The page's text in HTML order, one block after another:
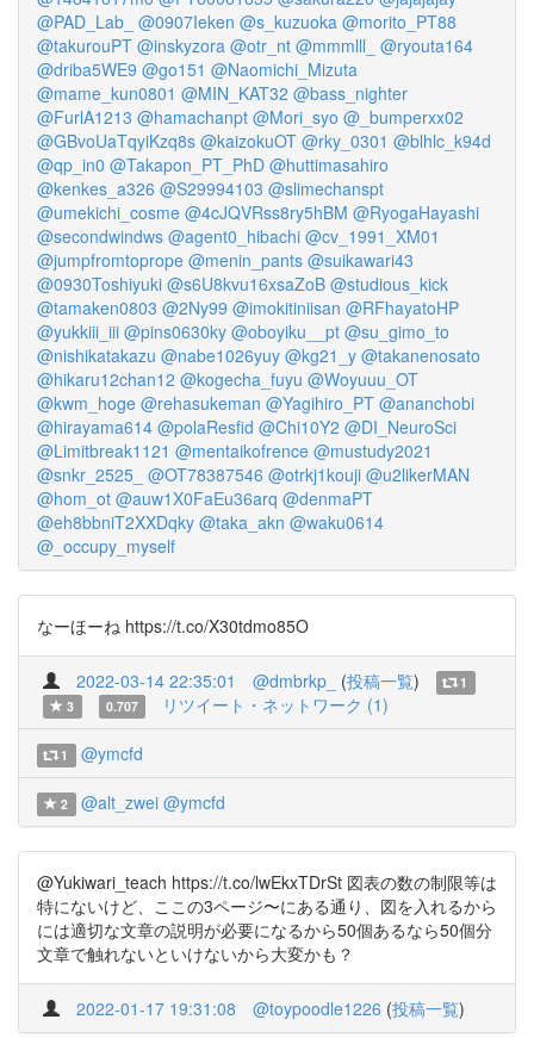
@PAD_Lab_ @0907Ieken @s_kuzuoka @morito_PT88
@takurouPT @inskyzora @otr_nt @mmmlll_
@ryouta164
@driba5WE9 @go151 @Naomichi_Mizuta
@mame_kun0801 @MIN_KAT32 @bass_nighter
@FurlA1213 @hamachanpt @Mori_syo @_bumperxx02
@GBvoUaTqyiKzq8s @kaizokuOT @rky_0301 @blhlc_k94d
@qp_in0 @Takapon_PT_PhD @huttimasahiro
@kenkes_a326 @S29994103 @slimechanspt
@umekichi_cosme @4cJQVRss8ry5hBM @RyogaHayashi
@secondwindws @agent0_hibachi @cv_1991_XM01
@jumpfromtoprope @menin_pants @suikawari43
@0930Toshiyuki @s6U8kvu16xsaZoB @studious_kick
@tamaken0803 @2Ny99 @imokitiniisan @RFhayatoHP
@yukkiii_iii @pins0630ky @oboyiku__pt @su_gimo_to
@nishikatakazu @nabe1026yuy @kg21_y @takanenosato
@hikaru12chan12 @kogecha_fuyu @Woyuuu_OT
@kwm_hoge @rehasukeman @Yagihiro_PT @ananchobi
@hirayama614 @polaResfid @Chi10Y2 @DI_NeuroSci
@Limitbreak1121 @mentaikofrence @mustudy2021
@snkr_2525_
@OT78387546 @otrkj1kouji @u2likerMAN
@hom_ot @auw1X0FaEu36arq @denmaPT
@eh8bbniT2XXDqky @taka_akn @waku0614
@_occupy_myself
なーほーね https://t.co/X30tdmo85O
2022-03-14 22:35:01 @dmbrkp_ (投稿一覧)
1
3
0.707 リツイート・ネットワーク (1)
1 @ymcfd
2 @alt_zwei @ymcfd
@Yukiwari_teach https://t.co/lwEkxTDrSt 図表の数の制限等は
特にないけど、ここの3ページ〜にある通り、図を入れるから
には適切な文章の説明が必要になるから50個あるなら50個分
文章で触れないといけないから大変かも？
2022-01-17 19:31:08 @toypoodle1226 (投稿一覧)